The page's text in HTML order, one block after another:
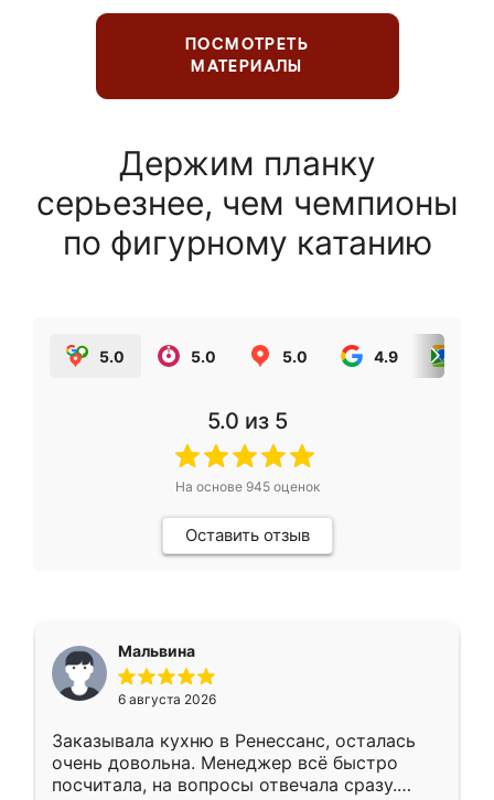
ПОСМОТРЕТЬ
МАТЕРИАЛЫ
Держим планку
серьезнее, чем чемпионы
по фигурному катанию
5.0 5.0 5.0 4.9
5.0 из 5
На основе 945оценок
Оставить отзыв
Мальвина
6 августа 2026
Заказывала кухню в Ренессанс, осталась
очень довольна. Менеджер всё быстро
посчитала, на вопросы отвечала сразу.